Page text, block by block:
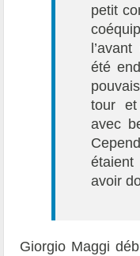
petit
été
tour
avec
avoir
Giorgio Maggi